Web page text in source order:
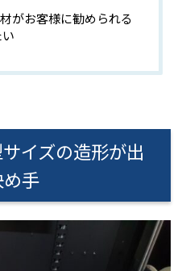
がお客様に勧められる
イズの造形が出
手